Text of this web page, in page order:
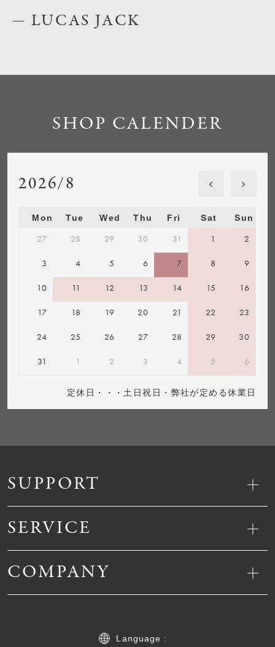
LUCAS JACK
SUPPORT
SERVICE
COMPANY
Language :
SHOP CALENDER
2026/8
Mon Tue Wed Thu Fri Sat Sun
27 28 29 30 31 1 2
3 4 5 6 7 8 9
10 11 12 13 14 15 16
17 18 19 20 21 22 23
24 25 26 27 28 29 30
31 1 2 3 4 5 6
定休日・・・土日祝日・弊社が定める休業日